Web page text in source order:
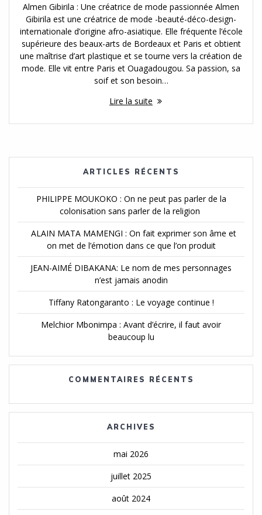
Almen Gibirila : Une créatrice de mode passionnée Almen
Gibirila est une créatrice de mode -beauté-déco-design-
internationale d’origine afro-asiatique. Elle fréquente l’école
supérieure des beaux-arts de Bordeaux et Paris et obtient
une maîtrise d’art plastique et se tourne vers la création de
mode. Elle vit entre Paris et Ouagadougou. Sa passion, sa
soif et son besoin…
Lire la suite
ARTICLES RÉCENTS
PHILIPPE MOUKOKO : On ne peut pas parler de la
colonisation sans parler de la religion
ALAIN MATA MAMENGI : On fait exprimer son âme et
on met de l’émotion dans ce que l’on produit
JEAN-AIMÉ DIBAKANA: Le nom de mes personnages
n’est jamais anodin
Tiffany Ratongaranto : Le voyage continue !
Melchior Mbonimpa : Avant d’écrire, il faut avoir
beaucoup lu
COMMENTAIRES RÉCENTS
ARCHIVES
mai 2026
juillet 2025
août 2024